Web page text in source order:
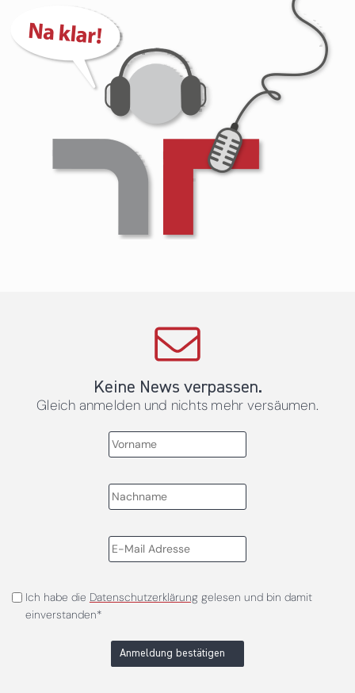
Keine News verpassen.
Gleich anmelden und nichts mehr versäumen.
Ich habe die Datenschutzerklärunggelesen und bin damit
einverstanden*
Anmeldung bestätigen